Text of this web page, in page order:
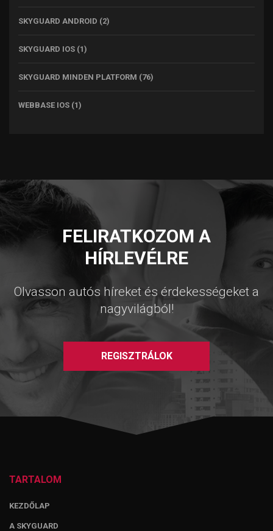
SKYGUARD ANDROID (2)
SKYGUARD IOS (1)
SKYGUARD MINDEN PLATFORM (76)
WEBBASE IOS (1)
FELIRATKOZOM A
HÍRLEVÉLRE
Olvasson autós híreket és érdekességeket a
nagyvilágból!
REGISZTRÁLOK
TARTALOM
KEZDŐLAP
A SKYGUARD